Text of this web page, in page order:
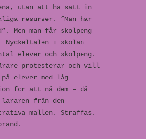
utan att ha satt in
resurser. ”Man har
Men man får skolpeng
Nyckeltalen i skolan
elever och skolpeng.
protesterar och vill
elever med låg
för att nå dem – då
från den
mallen. Straffas.